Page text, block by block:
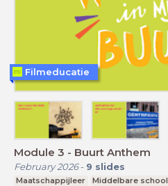
Module 3 - Buurt Anthem
February 2026- 9 slides
Maatschappijleer Middelbare school
Filmeducatie